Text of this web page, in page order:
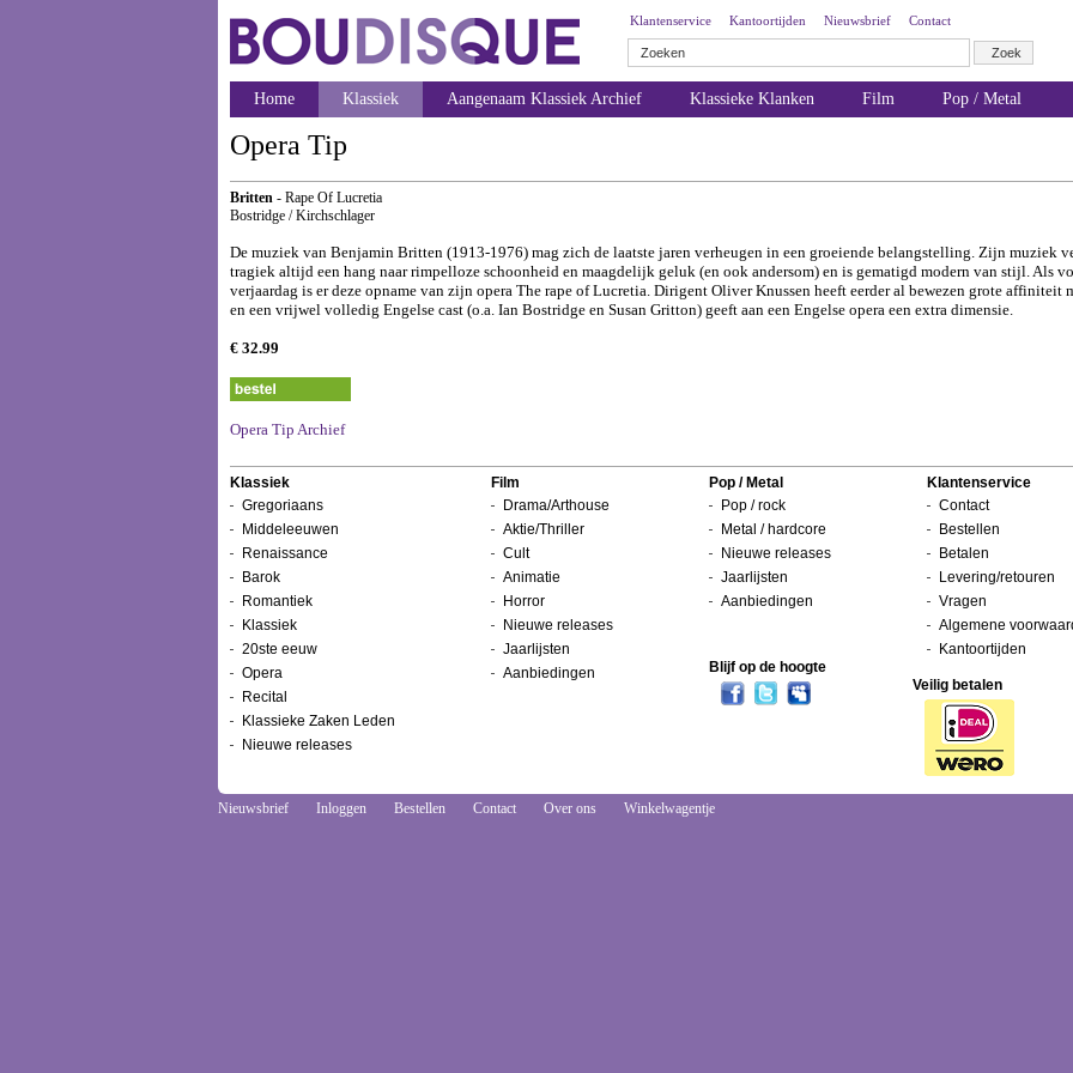
Klantenservice Kantoortijden Nieuwsbrief Contact
Home Klassiek Aangenaam Klassiek Archief Klassieke Klanken Film Pop / Metal
Opera Tip
Britten - Rape Of Lucretia
Bostridge / Kirchschlager
De muziek van Benjamin Britten (1913-1976) mag zich de laatste jaren verheugen in een groeiende belangstelling. Zijn muziek
tragiek altijd een hang naar rimpelloze schoonheid en maagdelijk geluk (en ook andersom) en is gematigd modern van stijl. Als
verjaardag is er deze opname van zijn opera The rape of Lucretia. Dirigent Oliver Knussen heeft eerder al bewezen grote affiniteit
en een vrijwel volledig Engelse cast (o.a. Ian Bostridge en Susan Gritton) geeft aan een Engelse opera een extra dimensie.
€ 32.99
Opera Tip Archief
Klassiek
Gregoriaans
Middeleeuwen
Renaissance
Barok
Romantiek
Klassiek
20ste eeuw
Opera
Recital
Klassieke Zaken Leden
Nieuwe releases
Film
Drama/Arthouse
Aktie/Thriller
Cult
Animatie
Horror
Nieuwe releases
Jaarlijsten
Aanbiedingen
Pop / Metal
Pop / rock
Metal / hardcore
Nieuwe releases
Jaarlijsten
Aanbiedingen
Klantenservice
Contact
Bestellen
Betalen
Levering/retouren
Vragen
Algemene
Kantoortijden
Blijf op de hoogte
Veilig betalen
Nieuwsbrief Inloggen Bestellen Contact Over ons Winkelwagentje